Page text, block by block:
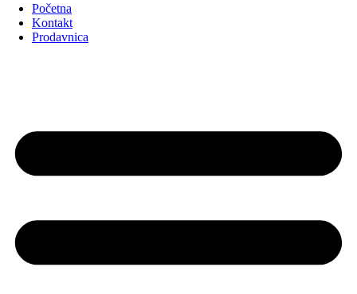
Početna
Kontakt
Prodavnica